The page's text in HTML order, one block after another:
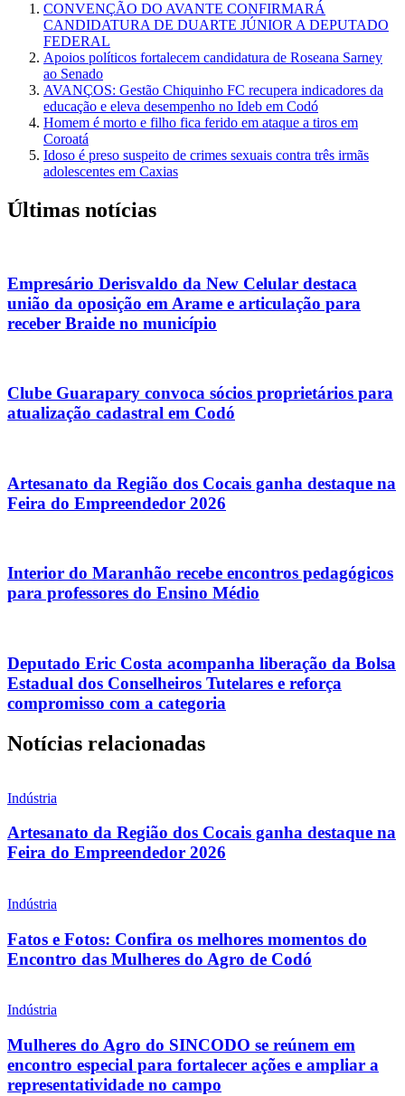
CONVENÇÃO DO AVANTE CONFIRMARÁ
CANDIDATURA DE DUARTE JÚNIOR A DEPUTADO
FEDERAL
Apoios políticos fortalecem candidatura de Roseana Sarney
ao Senado
AVANÇOS: Gestão Chiquinho FC recupera indicadores da
educação e eleva desempenho no Ideb em Codó
Homem é morto e filho fica ferido em ataque a tiros em
Coroatá
Idoso é preso suspeito de crimes sexuais contra três irmãs
adolescentes em Caxias
Últimas notícias
Empresário Derisvaldo da New Celular destaca
união da oposição em Arame e articulação para
receber Braide no município
Clube Guarapary convoca sócios proprietários para
atualização cadastral em Codó
Artesanato da Região dos Cocais ganha destaque na
Feira do Empreendedor 2026
Interior do Maranhão recebe encontros pedagógicos
para professores do Ensino Médio
Deputado Eric Costa acompanha liberação da Bolsa
Estadual dos Conselheiros Tutelares e reforça
compromisso com a categoria
Notícias relacionadas
Indústria
Artesanato da Região dos Cocais ganha destaque na
Feira do Empreendedor 2026
Indústria
Fatos e Fotos: Confira os melhores momentos do
Encontro das Mulheres do Agro de Codó
Indústria
Mulheres do Agro do SINCODO se reúnem em
encontro especial para fortalecer ações e ampliar a
representatividade no campo